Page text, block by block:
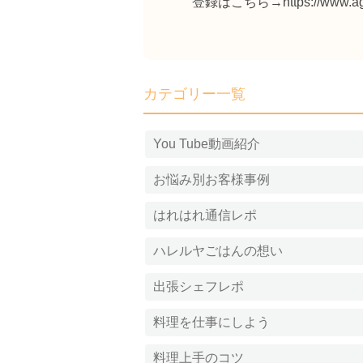
カテゴリー一覧
You Tube動画紹介
お悩み別お客様事例
はれはれ通信レポ
ハレルヤごはんの想い
出張シェフレポ
料理を仕事にしよう
料理上手のコツ